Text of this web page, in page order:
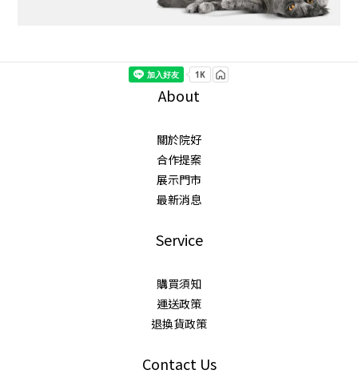
About
關於院好
合作提案
展示門市
最新消息
Service
購買須知
運送政策
退換貨政策
Contact Us